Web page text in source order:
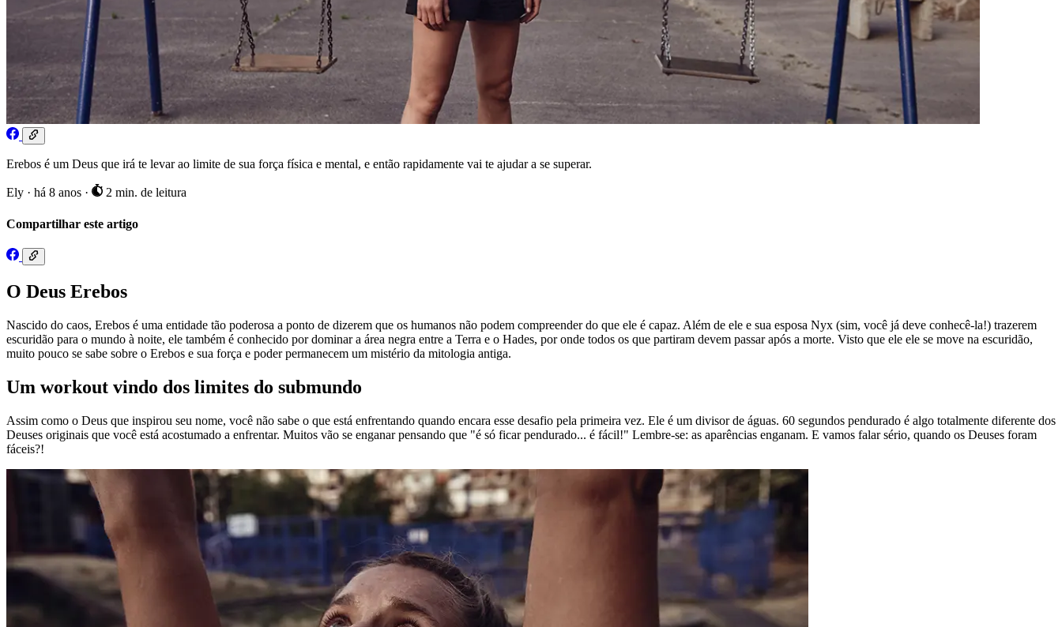
Erebos é um Deus que irá te levar ao limite de sua força física e mental, e então rapidamente vai te ajudar a se superar.
Ely · há 8 anos · 2 min. de leitura
Compartilhar este artigo
O Deus Erebos
Nascido do caos, Erebos é uma entidade tão poderosa a ponto de dizerem que os humanos não podem compreender do que ele é capaz. Além de ele e sua esposa Nyx (sim, você já deve conhecê-la!) trazerem
escuridão para o mundo à noite, ele também é conhecido por dominar a área negra entre a Terra e o Hades, por onde todos os que partiram devem passar após a morte. Visto que ele ele se move na escuridão,
muito pouco se sabe sobre o Erebos e sua força e poder permanecem um mistério da mitologia antiga.
Um workout vindo dos limites do submundo
Assim como o Deus que inspirou seu nome, você não sabe o que está enfrentando quando encara esse desafio pela primeira vez. Ele é um divisor de águas. 60 segundos pendurado é algo totalmente diferente dos
Deuses originais que você está acostumado a enfrentar. Muitos vão se enganar pensando que "é só ficar pendurado... é fácil!" Lembre-se: as aparências enganam. E vamos falar sério, quando os Deuses foram
fáceis?!